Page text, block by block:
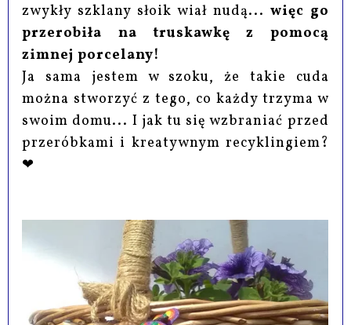
zwykły szklany słoik wiał nudą... więc go
przerobiła na truskawkę z pomocą
zimnej porcelany!
Ja sama jestem w szoku, że takie cuda
można stworzyć z tego, co każdy trzyma w
swoim domu... I jak tu się wzbraniać przed
przeróbkami i kreatywnym recyklingiem?
❤